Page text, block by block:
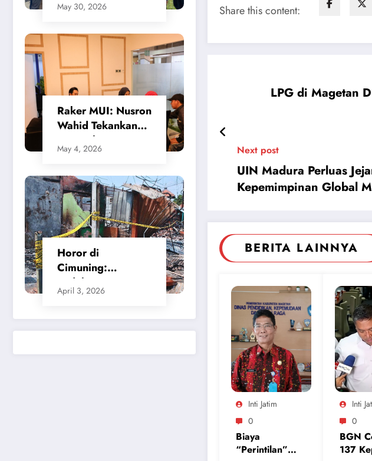
SMSI Apresiasi
Walikota Cilegon
May 30, 2026
​Raker MUI: Nusron
Wahid Tekankan
Keseimbangan
Sistem
Bencana
May 4, 2026
Horor di
Cimuning:
Ledakan SPBE
Bekasi Ratakan
Rusak Permukiman
April 3, 2026
Share this content:
LPG di Magetan
Next post
UIN Madura Perluas
Kepemimpinan Global
BERITA LAINNYA
Inti Jatim
0
Biaya
“Perintilan”
Inti
0
BGN
137